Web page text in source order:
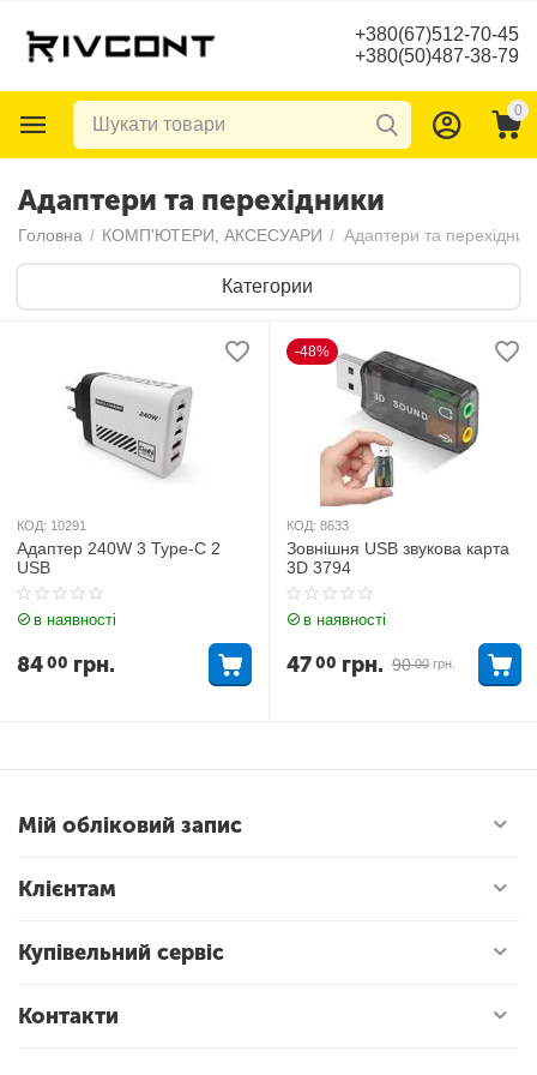
+380(67)512-70-45
+380(50)487-38-79
0
Адаптери та перехідники
Головна / КОМП'ЮТЕРИ, АКСЕСУАРИ / Адаптери та
Категории
КОД: 10291
Адаптер 240W 3 Type-C 2
USB
в наявності
8400 грн.
-48%
КОД: 8633
Зовнішня USB звукова карта
3D 3794
в наявності
90 00 грн.
4700 грн.
Мій обліковий запис
Клієнтам
Купівельний сервіс
Контакти